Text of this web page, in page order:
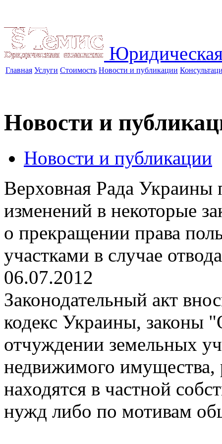
Главная Услуги Стоимость Новости и публикации
Новости и
Новости и публикации
Верховная Рада Украины
изменений в некоторые
о прекращении права
участками в случае
06.07.2012
Законодательный акт
кодекс Украины, законы
отчуждении земельных
недвижимого
находятся в частной
нужд либо по мотивам